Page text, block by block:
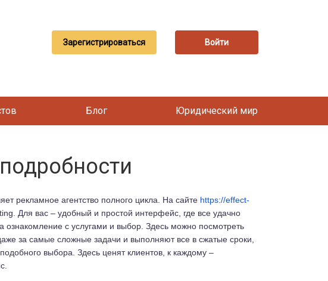
Зарегистрироваться Войти
Блог Юридический мир
рекламное агентство полного цикла. На сайте https://effect-
Для вас – удобный и простой интерфейс, где все удачно
ознакомление с услугами и выбор. Здесь можно посмотреть
за самые сложные задачи и выполняют все в сжатые сроки,
выбора. Здесь ценят клиентов, к каждому –